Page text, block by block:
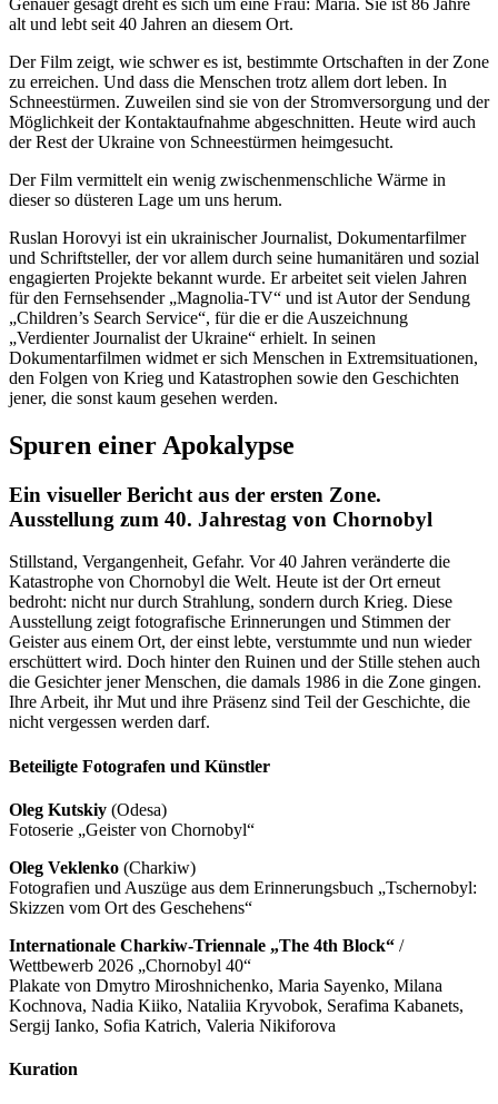
alt und lebt seit 40 Jahren an diesem Ort.
Der Film zeigt, wie schwer es ist, bestimmte Ortschaften in der Zone
zu erreichen. Und dass die Menschen trotz allem dort leben. In
Schneestürmen. Zuweilen sind sie von der Stromversorgung und der
Möglichkeit der Kontaktaufnahme abgeschnitten. Heute wird auch
der Rest der Ukraine von Schneestürmen heimgesucht.
Der Film vermittelt ein wenig zwischenmenschliche Wärme in
dieser so düsteren Lage um uns herum.
Ruslan Horovyi ist ein ukrainischer Journalist, Dokumentarfilmer
und Schriftsteller, der vor allem durch seine humanitären und sozial
engagierten Projekte bekannt wurde. Er arbeitet seit vielen Jahren
für den Fernsehsender „Magnolia-TV“ und ist Autor der Sendung
„Children’s Search Service“, für die er die Auszeichnung
„Verdienter Journalist der Ukraine“ erhielt. In seinen
Dokumentarfilmen widmet er sich Menschen in Extremsituationen,
den Folgen von Krieg und Katastrophen sowie den Geschichten
jener, die sonst kaum gesehen werden.
Spuren einer Apokalypse
Ein visueller Bericht aus der ersten Zone.
Ausstellung zum 40. Jahrestag von Chornobyl
Stillstand, Vergangenheit, Gefahr. Vor 40 Jahren veränderte die
Katastrophe von Chornobyl die Welt. Heute ist der Ort erneut
bedroht: nicht nur durch Strahlung, sondern durch Krieg. Diese
Ausstellung zeigt fotografische Erinnerungen und Stimmen der
Geister aus einem Ort, der einst lebte, verstummte und nun wieder
erschüttert wird. Doch hinter den Ruinen und der Stille stehen auch
die Gesichter jener Menschen, die damals 1986 in die Zone gingen.
Ihre Arbeit, ihr Mut und ihre Präsenz sind Teil der Geschichte, die
nicht vergessen werden darf.
Beteiligte Fotografen und Künstler
Oleg Kutskiy (Odesa)
Fotoserie „Geister von Chornobyl“
Oleg Veklenko (Charkiw)
Fotografien und Auszüge aus dem Erinnerungsbuch „Tschernobyl:
Skizzen vom Ort des Geschehens“
Internationale Charkiw-Triennale „The 4th Block“ /
Wettbewerb 2026 „Chornobyl 40“
Plakate von Dmytro Miroshnichenko, Maria Sayenko, Milana
Kochnova, Nadia Kiiko, Nataliia Kryvobok, Serafima Kabanets,
Sergij Ianko, Sofia Katrich, Valeria Nikiforova
Kuration